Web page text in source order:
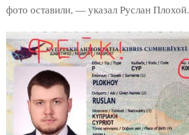
фото оставили, — указал Руслан Плохой.